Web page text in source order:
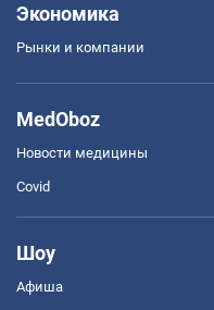
Экономика
Рынки и компании
MedOboz
Новости медицины
Covid
Шоу
Афиша